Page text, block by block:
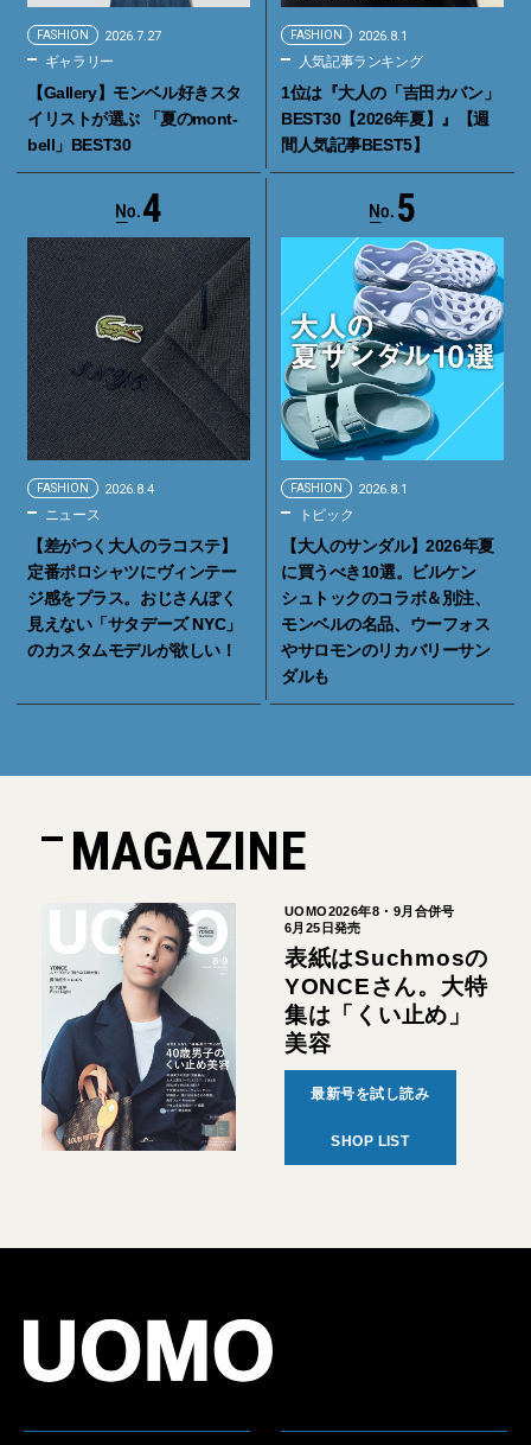
FASHION 2026.7.27
ギャラリー
【Gallery】モンベル好きスタ
イリストが選ぶ 「夏のmont-
bell」BEST30
FASHION 2026.8.1
人気記事ランキング
1位は『大人の「吉田カバン」
BEST30【2026年夏】』【週
間人気記事BEST5】
4
FASHION 2026.8.4
ニュース
【差がつく大人のラコステ】
定番ポロシャツにヴィンテー
ジ感をプラス。おじさんぽく
見えない「サタデーズ NYC」
のカスタムモデルが欲しい！
5
FASHION 2026.8.1
トピック
【大人のサンダル】2026年夏
に買うべき10選。ビルケン
シュトックのコラボ＆別注、
モンベルの名品、ウーフォス
やサロモンのリカバリーサン
ダルも
MAGAZINE
UOMO2026年8・9月合併号
6月25日発売
表紙はSuchmosの
YONCEさん。大特
集は「くい止め」
美容
最新号を試し読み
SHOP LIST